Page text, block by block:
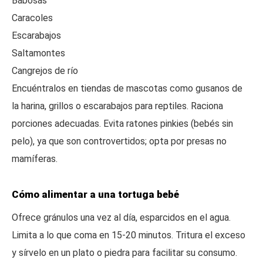
Caracoles
Escarabajos
Saltamontes
Cangrejos de río
Encuéntralos en tiendas de mascotas como gusanos de
la harina, grillos o escarabajos para reptiles. Raciona
porciones adecuadas. Evita ratones pinkies (bebés sin
pelo), ya que son controvertidos; opta por presas no
mamíferas.
Cómo alimentar a una tortuga bebé
Ofrece gránulos una vez al día, esparcidos en el agua.
Limita a lo que coma en 15-20 minutos. Tritura el exceso
y sírvelo en un plato o piedra para facilitar su consumo.